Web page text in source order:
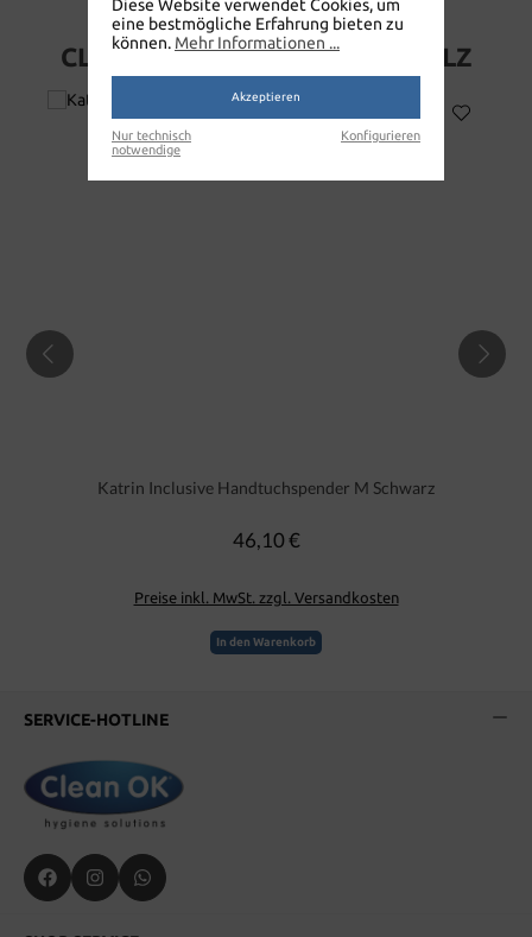
CLEAN OK HANDTÜCHER V-FALZ
Katrin Inclusive Handtuchspender M Schwarz
Regulärer Preis:
46,10 €
Preise inkl. MwSt. zzgl. Versandkosten
In den Warenkorb
SERVICE-HOTLINE
Diese Website verwendet Cookies, um
eine bestmögliche Erfahrung bieten zu
können. Mehr Informationen ...
Akzeptieren
Nur technisch
notwendige
Konfigurieren